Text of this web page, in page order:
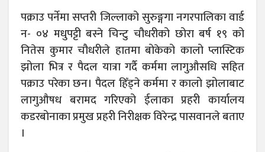
पक्राउ पर्नेमा सप्तरी जिल्लाको सुरुङ्गगा नगरपालिका वार्ड
न- ०४ मधुपट्टी बस्ने चिन्टु चौधरीको छोरा बर्ष १९ को
नितेस कुमार चौधरीले हातमा बोकेको कालो प्लास्टिक
झोला भित्र र पैदल यात्रा गर्दै कर्ममा लागुऔसधि सहित
पक्राउ परेका छन। पैदल हिँड्ने कर्ममा र कालो झोलाबाट
लागुऔषध बरामद गरिएको ईलाका प्रहरी कार्यालय
कडरबोनाका प्रमुख प्रहरी निरीक्षक विरेन्द्र पासवानले बताए
।